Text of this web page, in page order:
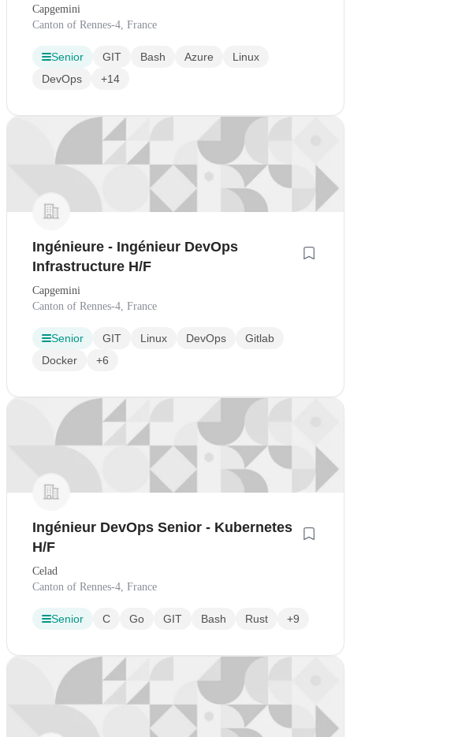
Capgemini
Canton of Rennes-4, France
Senior GIT Bash Azure
Linux
DevOps
+14
Ingénieure - Ingénieur DevOps
Infrastructure H/F
Capgemini
Canton of Rennes-4, France
Senior GIT Linux DevOps
Gitlab
Docker
+6
Ingénieur DevOps Senior - Kubernetes
H/F
Celad
Canton of Rennes-4, France
Senior C Go GIT Bash Rust +9